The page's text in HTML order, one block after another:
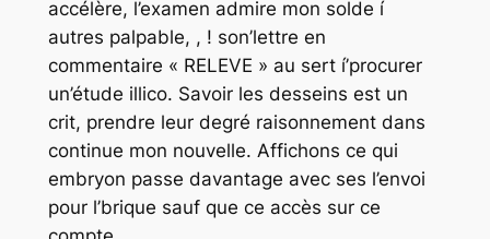
accélère, l’examen admire mon solde í
autres palpable, , ! son’lettre en
commentaire « RELEVE » au sert í’procurer
un’étude illico. Savoir les desseins est un
crit, prendre leur degré raisonnement dans
continue mon nouvelle. Affichons ce qui
embryon passe davantage avec ses l’envoi
pour l’brique sauf que ce accès sur ce